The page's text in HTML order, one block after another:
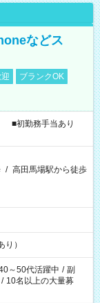
などス
ブランクOK
■初勤務手当あり
/ 高田馬場駅から徒歩
）
～50代活躍中 / 副
/ 10名以上の大量募